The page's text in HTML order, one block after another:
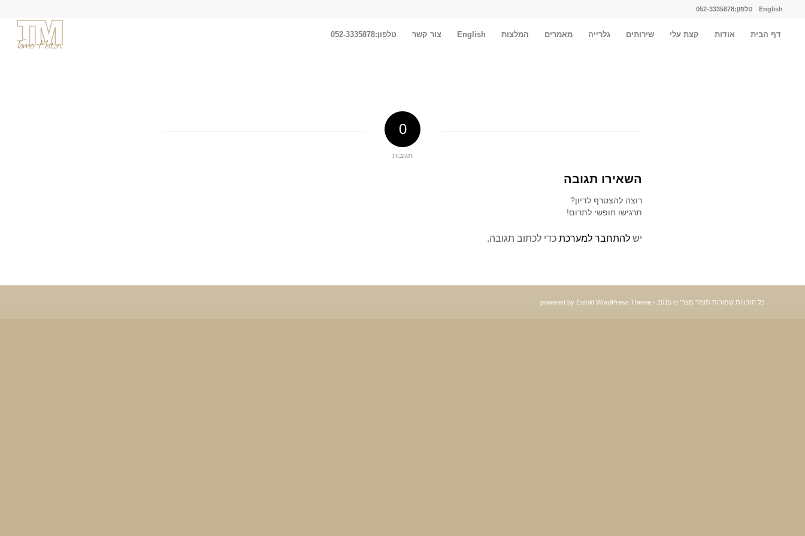
English טלפון:052-3335878
דף הבית אודות קצת עלי שירותים גלרייה מאמרים המלצות English צור קשר טלפון:052-3335878
0
תגובות
השאירו תגובה
רוצה להצטרף לדיון?
תרגישו חופשי לתרום!
יש להתחבר למערכת כדי לכתוב תגובה.
כל הזכויות שמורות תומר מצרי © 2015 - powered by Enfold WordPress Theme